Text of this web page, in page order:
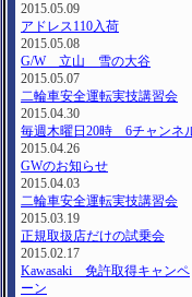
2015.05.09
アドレス110入荷
2015.05.08
G/W 立山 雪の大谷
2015.05.07
二輪車安全運転実技講習会
2015.04.30
毎週木曜日20時 6チャンネ
2015.04.26
GWのお知らせ
2015.04.03
二輪車安全運転実技講習会
2015.03.19
正規取扱店だけの試乗会
2015.02.17
Kawasaki 免許取得キャンペ
ーン